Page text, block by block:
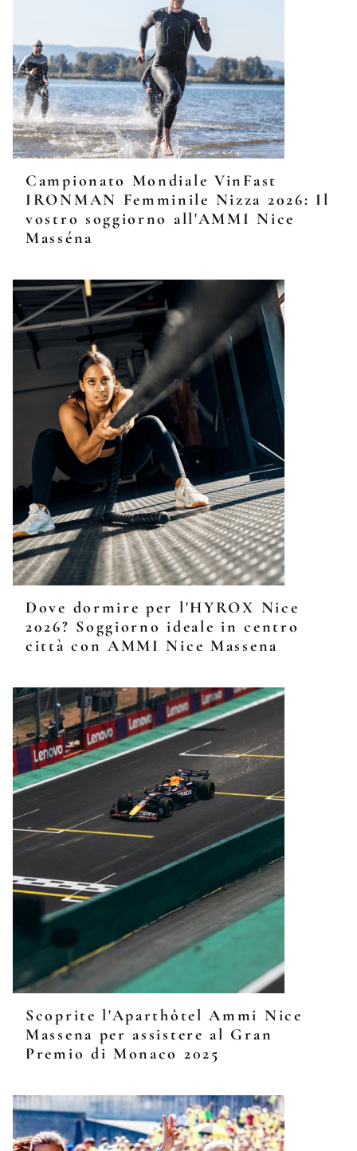
Campionato Mondiale VinFast
IRONMAN Femminile Nizza 2026: Il
vostro soggiorno all'AMMI Nice
Masséna
Dove dormire per l'HYROX Nice
2026? Soggiorno ideale in centro
città con AMMI Nice Massena
Scoprite l'Aparthôtel Ammi Nice
Massena per assistere al Gran
Premio di Monaco 2025